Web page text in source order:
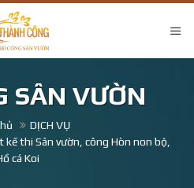
SÂN VƯỜN
DỊCH VỤ
thi Sân vườn, công Hòn non bộ,
cá Koi